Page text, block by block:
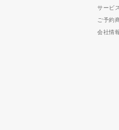
サービス
ご予約
会社情